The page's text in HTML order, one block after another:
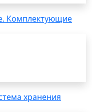
Комплектующие
хранения